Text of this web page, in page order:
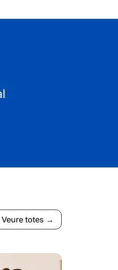
Veure totes →